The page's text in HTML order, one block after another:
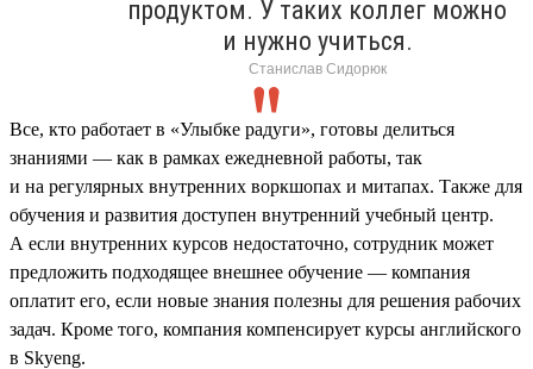
продуктом. У таких коллег можно
и нужно учиться.
Станислав Сидорюк
Все, кто работает в «Улыбке радуги», готовы делиться
знаниями — как в рамках ежедневной работы, так
и на регулярных внутренних воркшопах и митапах. Также для
обучения и развития доступен внутренний учебный центр.
А если внутренних курсов недостаточно, сотрудник может
предложить подходящее внешнее обучение — компания
оплатит его, если новые знания полезны для решения рабочих
задач. Кроме того, компания компенсирует курсы английского
в Skyeng.